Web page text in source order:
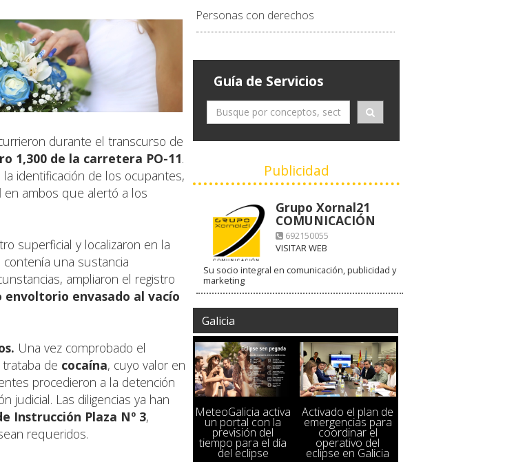
durante el transcurso de
1,300 de la carretera PO-11.
identificación de los ocupantes,
en ambos que alertó a los
superficial y localizaron en la
una sustancia
ampliaron el registro
envoltorio envasado al vacío
Una vez comprobado el
de cocaína, cuyo valor en
procedieron a la detención
judicial. Las diligencias ya han
Instrucción Plaza Nº 3,
requeridos.
Personas con derechos
Guía de Servicios
Publicidad
Grupo Xornal21
COMUNICACIÓN
692150055
VISITAR WEB
Su socio integral en comunicación, publicidad y
marketing
Galicia
MeteoGalicia activa
un portal con la
previsión del
tiempo para el día
del eclipse
Activado el plan de
emergencias para
coordinar el
operativo del
eclipse en Galicia